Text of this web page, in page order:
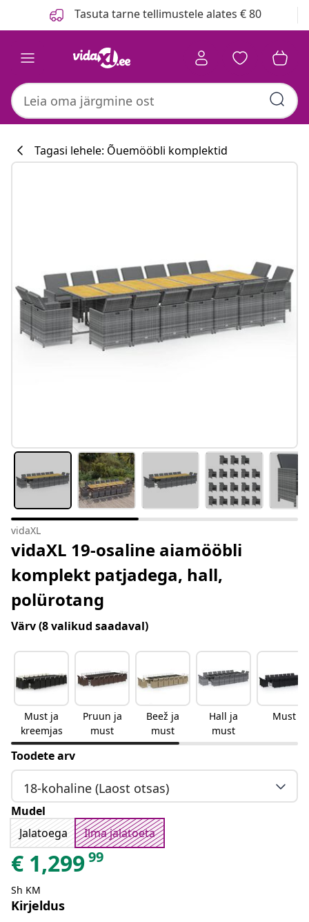
Tasuta tarne tellimustele alates € 80
#sharemevidaxl
Tagasi lehele: Õuemööbli komplektid
vidaXL
vidaXL 19-osaline aiamööbli
komplekt patjadega, hall,
polürotang
Värv(8 valikud saadaval)
Must ja
kreemjas
Pruun ja
must
Beež ja
must
Hall ja
must
Must
Toodete arv
18-kohaline (Laost otsas)
Mudel
Jalatoega
Ilma jalatoeta
€ 1,29999
Sh KM
Kirjeldus